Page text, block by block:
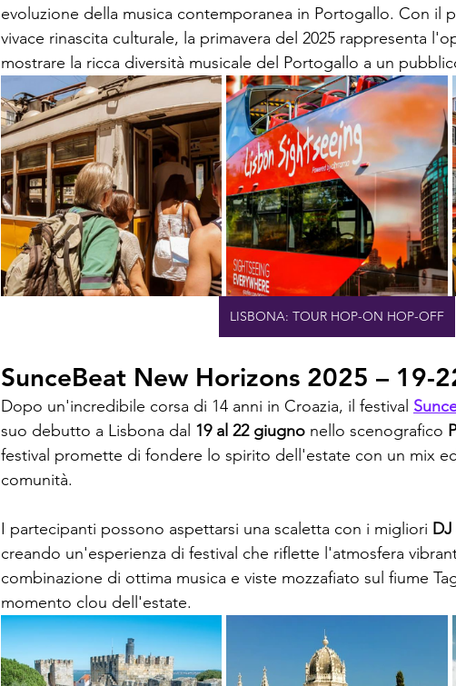
evoluzione della musica contemporanea in Portogallo. Con il
vivace rinascita culturale, la primavera del 2025 rappresenta
mostrare la ricca diversità musicale del Portogallo a un
LISBONA: TOUR HOP-ON HOP-OFF
SunceBeat New Horizons 2025 – 19-
Dopo un'incredibile corsa di 14 anni in Croazia, il festival
suo debutto a Lisbona dal 19 al 22 giugno nello scenografico
festival promette di fondere lo spirito dell'estate con un mix
comunità.
I partecipanti possono aspettarsi una scaletta con i migliori
creando un'esperienza di festival che riflette l'atmosfera
combinazione di ottima musica e viste mozzafiato sul fiume
momento clou dell'estate.